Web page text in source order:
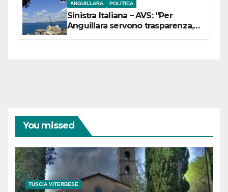
ANGUILLARA POLITICA
Sinistra Italiana – AVS: “Per
Anguillara servono trasparenza,
You missed
TUSCIA VITERBESE